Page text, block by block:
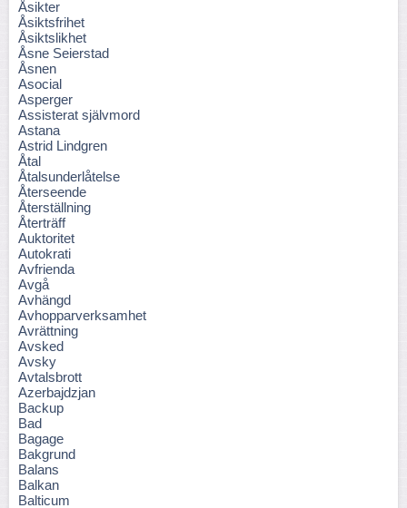
Åsikter
Åsiktsfrihet
Åsiktslikhet
Åsne Seierstad
Åsnen
Asocial
Asperger
Assisterat självmord
Astana
Astrid Lindgren
Åtal
Åtalsunderlåtelse
Återseende
Återställning
Återträff
Auktoritet
Autokrati
Avfrienda
Avgå
Avhängd
Avhopparverksamhet
Avrättning
Avsked
Avsky
Avtalsbrott
Azerbajdzjan
Backup
Bad
Bagage
Bakgrund
Balans
Balkan
Balticum